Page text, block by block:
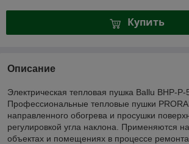
Купить
Описание
Электрическая тепловая пушка Ballu BHP-P-
Профессиональные тепловые пушки
направленного обогрева и просушки
регулировкой угла наклона. Применяются
объектах и помещениях в процессе ремонта,